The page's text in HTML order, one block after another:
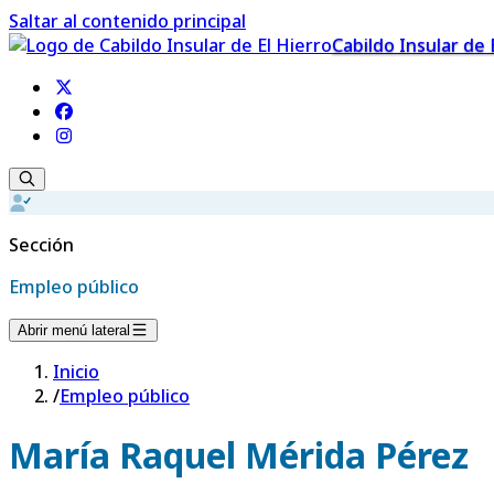
Saltar al contenido principal
Cabildo Insular de
Sección
Empleo público
Abrir menú lateral
Inicio
/Empleo público
María Raquel Mérida Pérez